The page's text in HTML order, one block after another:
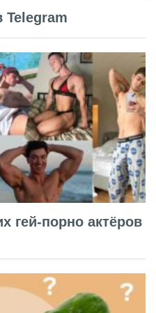
Telegram
гей-порно актёров